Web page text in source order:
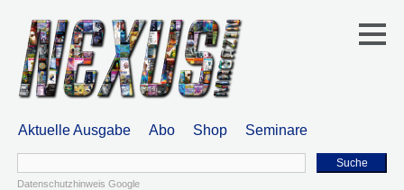
Aktuelle Ausgabe Abo Shop Seminare
Suche
Datenschutzhinweis Google